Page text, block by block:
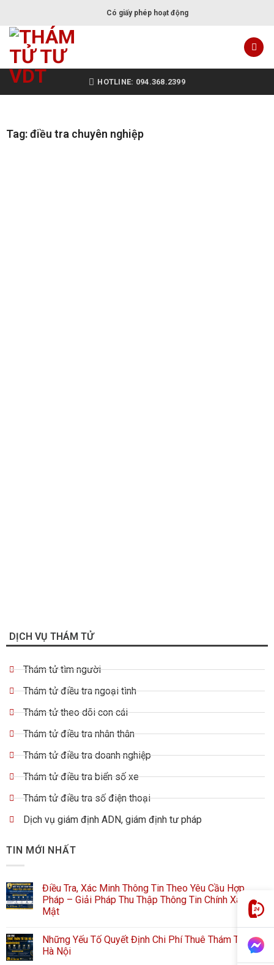
Có giấy phép hoạt động
HOTLINE: 094.368.2399
Tag: điều tra chuyên nghiệp
DỊCH VỤ THÁM TỬ
Thám tử tìm người
Thám tử điều tra ngoại tình
Thám tử theo dõi con cái
Thám tử điều tra nhân thân
Thám tử điều tra doanh nghiệp
Thám tử điều tra biển số xe
Thám tử điều tra số điện thoại
Dịch vụ giám định ADN, giám định tư pháp
TIN MỚI NHẤT
Điều Tra, Xác Minh Thông Tin Theo Yêu Cầu Hợp
Pháp – Giải Pháp Thu Thập Thông Tin Chính Xác, Bảo
Mật
Những Yếu Tố Quyết Định Chi Phí Thuê Thám Tử Tại
Hà Nội